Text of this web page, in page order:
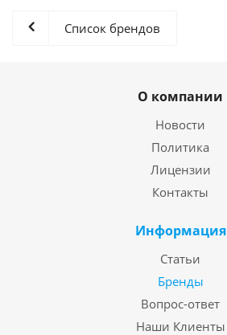
Список брендов
О компании
Новости
Политика
Лицензии
Контакты
Информация
Статьи
Бренды
Вопрос-ответ
Наши Клиенты